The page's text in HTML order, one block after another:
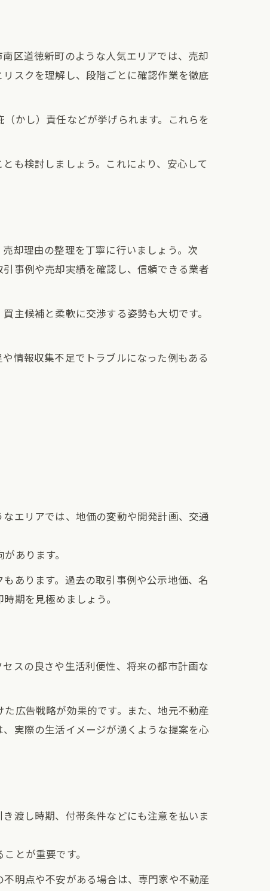
区道徳新町のような人気エリアでは、売却
スクを理解し、段階ごとに確認作業を徹底
かし）責任などが挙げられます。これらを
も検討しましょう。これにより、安心して
却理由の整理を丁寧に行いましょう。次
事例や売却実績を確認し、信頼できる業者
主候補と柔軟に交渉する姿勢も大切です。
情報収集不足でトラブルになった例もある
エリアでは、地価の変動や開発計画、交通
あります。
あります。過去の取引事例や公示地価、名
期を見極めましょう。
スの良さや生活利便性、将来の都市計画な
広告戦略が効果的です。また、地元不動産
実際の生活イメージが湧くような提案を心
渡し時期、付帯条件などにも注意を払いま
とが重要です。
明点や不安がある場合は、専門家や不動産